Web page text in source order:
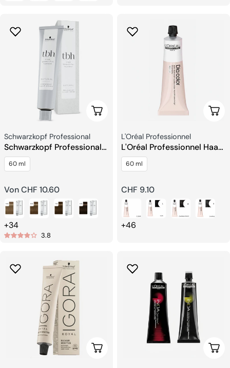
Wählen Sie Optionen
Verkäufer:
Schwarzkopf Professional
Schwarzkopf Professional
TBH Haarfarbe
60 ml
Regulärer
Preis
Von CHF 10.60
+34
3.8
Verkäufer:
L'Oréal Professionnel
L'Oréal Professionnel Haare
Färben Dia Color V140
60 ml
Regulärer
Preis
CHF 9.10
+46
Wählen Sie Optionen